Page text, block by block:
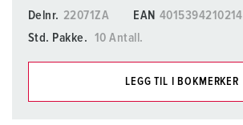
Delnr. 22071ZA EAN 4015394210214
Std. Pakke.
10 Antall.
LEGG TIL I BOKMERKER